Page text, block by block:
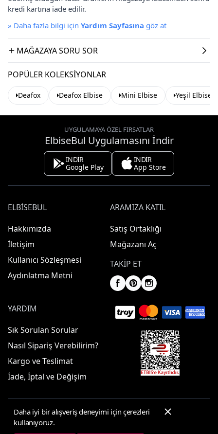
kredi kartına iade edilir.
» Daha fazla bilgi için Yardım Sayfasına göz at
MAĞAZAYA SORU SOR
POPÜLER KOLEKSIYONLAR
Deafox Deafox Elbise Mini Elbise Yeşil Elbise
UYGULAMAYA ÖZEL FIRSATLAR
ElbiseBul Uygulamasını İndir
İNDİR
Google Play
İNDİR
App Store
ELBISEBUL
Hakkımızda
İletişim
Kullanıcı Sözleşmesi
Aydınlatma Metni
ARAMIZA KATIL
Satış Ortaklığı
Mağazanı Aç
TAKIP ET
YARDIM
Sık Sorulan Sorular
Nasıl Sipariş Verebilirim?
Kargo ve Teslimat
İade, İptal ve Değişim
© 2025 ElbiseBul -
Daha iyi bir alışveriş deneyimi için çerezleri
kullanıyoruz.